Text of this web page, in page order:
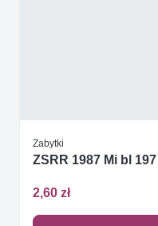
Zabytki
ZSRR 1987 Mi bl
2,60 zł